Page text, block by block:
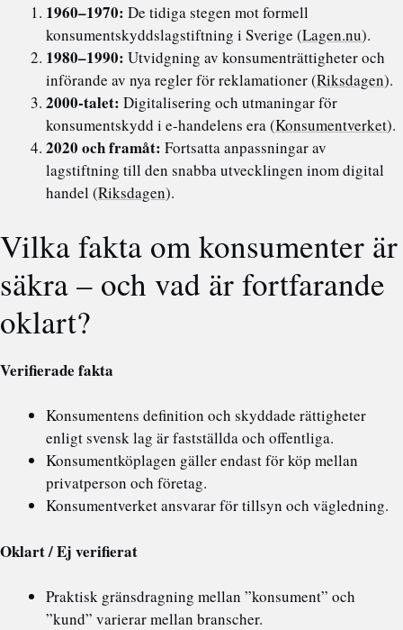
1960–1970: De tidiga stegen mot formell
konsumentskyddslagstiftning i Sverige (Lagen.nu).
1980–1990: Utvidgning av konsumenträttigheter och
införande av nya regler för reklamationer (Riksdagen).
2000-talet: Digitalisering och utmaningar för
konsumentskydd i e-handelens era (Konsumentverket).
2020 och framåt: Fortsatta anpassningar av
lagstiftning till den snabba utvecklingen inom digital
handel (Riksdagen).
Vilka fakta om konsumenter är
säkra – och vad är fortfarande
oklart?
Verifierade fakta
Konsumentens definition och skyddade rättigheter
enligt svensk lag är fastställda och offentliga.
Konsumentköplagen gäller endast för köp mellan
privatperson och företag.
Konsumentverket ansvarar för tillsyn och vägledning.
Oklart / Ej verifierat
Praktisk gränsdragning mellan ”konsument” och
”kund” varierar mellan branscher.